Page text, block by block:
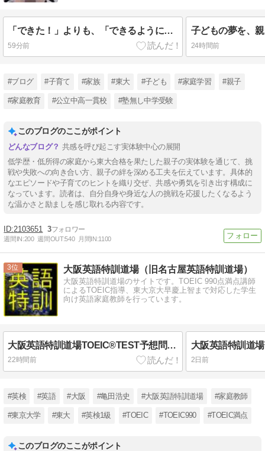
「できた！」よりも、「できるようになったね。」
59分前 24時間前
#ブログ #子育て #家族 #東大 #子ども #家庭学習 #親子
#家庭教育 #公立中高一貫校 #塾無し中学受験
このブログのここがポイント
共感を呼び起こす実体験中心の展開
低学歴・低所得の家庭から東大合格を果たした親子の実体験を通じて、挑
戦や失敗への向き合い方、親子の絆を深める工夫を伝えています。具体的
なエピソードや子育てのヒントを織り交ぜ、共感や勇気を引き出す構成に
なっています。読者は、自分自身や身近な人の挑戦を応援したくなるよう
な温かさと励ましを感じ取れる内容です。
2103651 3
週間IN:200 週間OUT:540 月間IN:1100
3 大阪英語特訓道場（旧名古屋英語特訓道場）
大阪英語特訓道場のサイトです。TOEIC 990点満点講師
によるTOEIC指導、東大京大早慶上智まで対応した学生
向け英語家庭教師を行っています。
大阪英語特訓道場TOEIC®TEST予想問題 No. 710
22時間前 2日前
#英検 #英語 #大阪 #亀田浩史 #大阪英語特訓道場 #家庭教師
#東京大学 #東大 #英検1級 #TOEIC #TOEIC990 #TOEIC満点
このブログのここがポイント